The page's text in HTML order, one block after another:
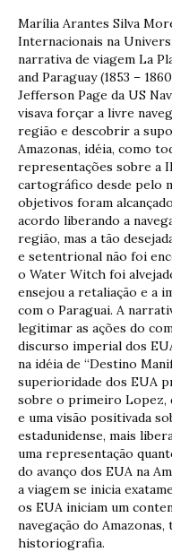
Marília Arantes Silva
Internacionais na
narrativa de viagem La
and Paraguay (1853 –
Jefferson Page da US
visava forçar a livre
região e descobrir a
Amazonas, idéia, como
representações sobre a
cartográfico desde pelo
objetivos foram
acordo liberando a
região, mas a tão
e setentrional não foi
o Water Witch foi
ensejou a retaliação e a
com o Paraguai. A
legitimar as ações do
discurso imperial dos
na idéia de “Destino
superioridade dos EUA
sobre o primeiro Lopez,
e uma visão positivada
estadunidense, mais
uma representação
do avanço dos EUA na
a viagem se inicia
os EUA iniciam um
navegação do
historiografia.